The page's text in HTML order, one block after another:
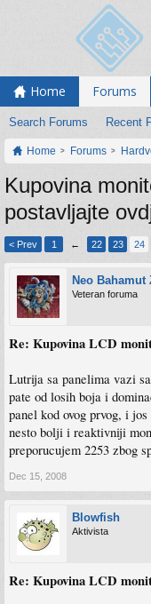
Home Forums
Search Forums Recent
Home Forums
Kupovina
postavljajte
< Prev 1 ← 22 23 24
Neo Bahamut
Veteran foruma
Re: Kupovina LCD
Lutrija sa panelima vazi
pate od losih boja i
panel kod ovog prvog, i
nesto bolji i reaktivniji
preporucujem 2253 zbog
Dec 15, 2008
Blowfish
Aktivista
Re: Kupovina LCD